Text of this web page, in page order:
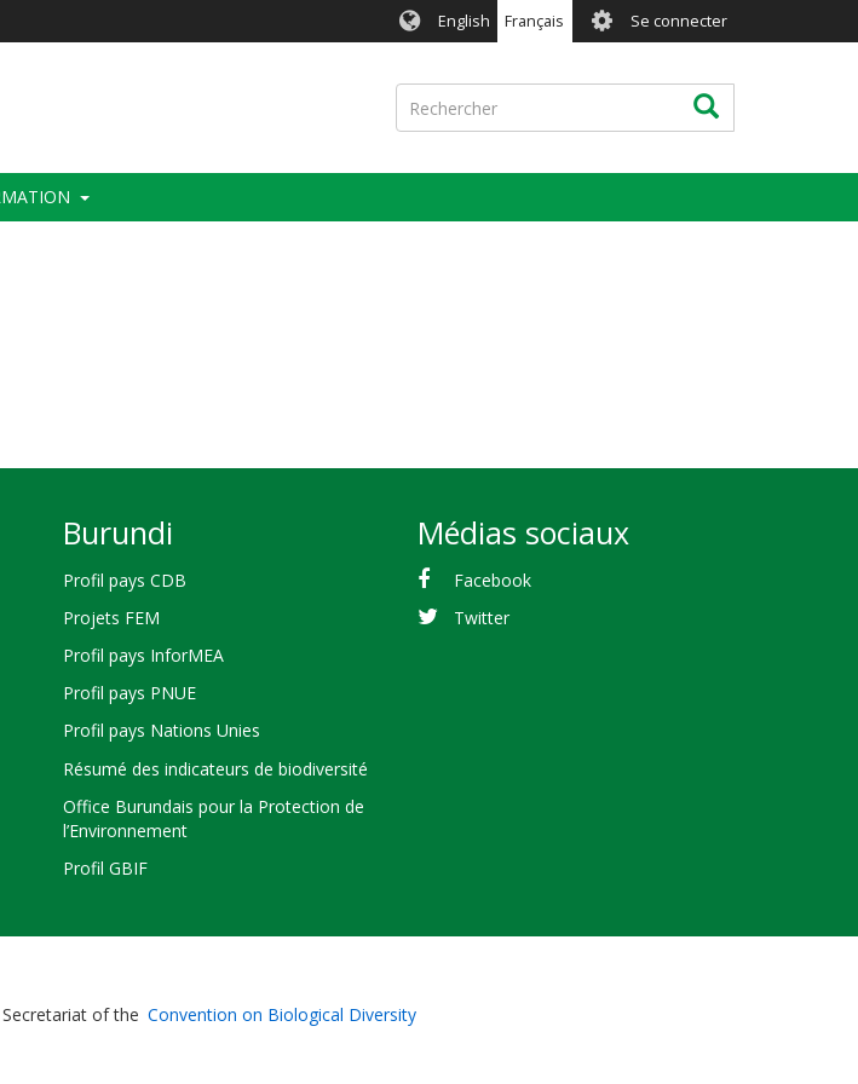
English Français User
account
menu
Se connecter
Rechercher Rechercher
Burundi
Profil pays CDB
Projets FEM
Profil pays InforMEA
Profil pays PNUE
Profil pays Nations Unies
Résumé des indicateurs de biodiversité
Office Burundais pour la Protection de
l’Environnement
Profil GBIF
Médias sociaux
Facebook
Twitter
Bioland
of the Convention on Biological Diversity